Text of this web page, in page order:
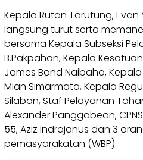
Kepala Rutan Tarutung, Evan
langsung turut serta
bersama Kepala Subseksi
B.Pakpahan, Kepala
James Bond Naibaho,
Mian Simarmata, Kepala
Silaban, Staf Pelayanan
Alexander Panggabean,
55, Aziz Indrajanus dan 3
pemasyarakatan (WBP).